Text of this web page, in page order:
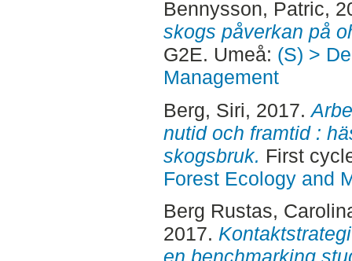
Bennysson, Patric,
skogs påverkan på
G2E. Umeå: (S) >
Management
Berg, Siri, 2017.
nutid och framtid :
skogsbruk. First
Forest Ecology and
Berg Rustas,
2017.
en benchmarking